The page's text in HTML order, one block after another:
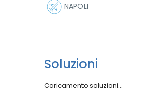
NAPOLI
Soluzioni
Caricamento soluzioni...